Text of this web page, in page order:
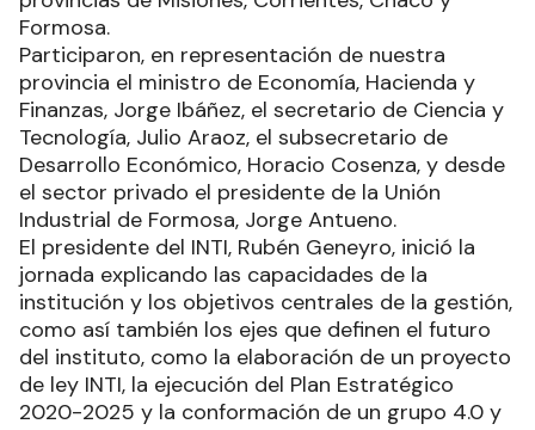
Formosa.
Participaron, en representación de nuestra
provincia el ministro de Economía, Hacienda y
Finanzas, Jorge Ibáñez, el secretario de Ciencia y
Tecnología, Julio Araoz, el subsecretario de
Desarrollo Económico, Horacio Cosenza, y desde
el sector privado el presidente de la Unión
Industrial de Formosa, Jorge Antueno.
El presidente del INTI, Rubén Geneyro, inició la
jornada explicando las capacidades de la
institución y los objetivos centrales de la gestión,
como así también los ejes que definen el futuro
del instituto, como la elaboración de un proyecto
de ley INTI, la ejecución del Plan Estratégico
2020-2025 y la conformación de un grupo 4.0 y